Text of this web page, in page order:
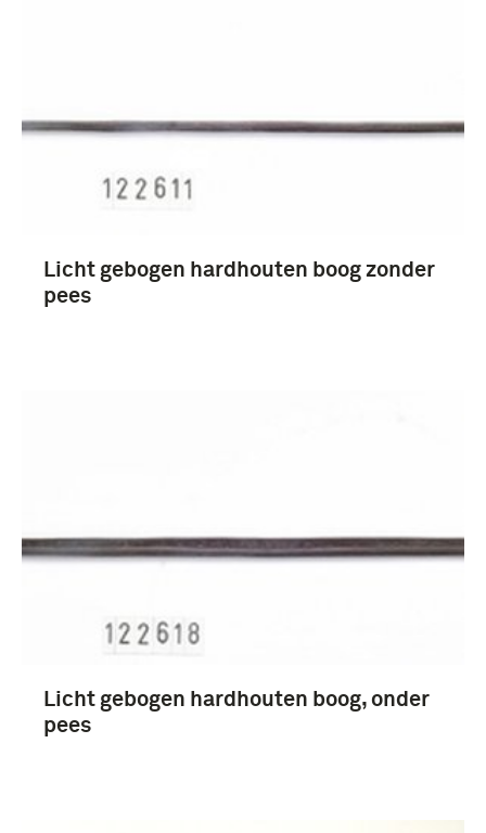
Licht gebogen hardhouten boog zonder
pees
Licht gebogen hardhouten boog, onder
pees